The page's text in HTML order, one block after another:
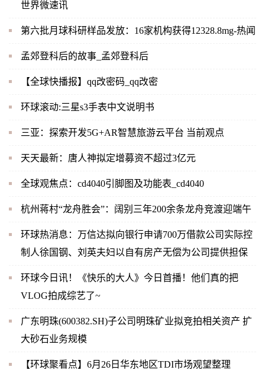
世界微速讯
第六批月球科研样品发放：16家机构获得12328.8mg-热闻
孟郊登科后的故事_孟郊登科后
【全球快播报】qq改密码_qq改密
环球滚动:三星s3手表中文说明书
三亚：探索开发5G+AR智慧旅游云平台 当前观点
天天最新：唐人神拟定增募资不超过3亿元
全球观焦点：cd4040引脚图及功能表_cd4040
杭州蒋村“龙舟胜会”：阔别三年200余条龙舟竞渡迎端午
环球热消息：万信达拟向银行申请700万借款公司实际控
制人徐国钢、刘英夫妇以自有房产无偿为公司提供担保
环球今日讯！《快乐的大人》今日首播！他们真的把
VLOG拍成综艺了~
广东明珠(600382.SH)子公司明珠矿业拟竞拍相关资产 扩
大砂石业务规模
【环球聚看点】6月26日华东地区TDI市场观望整理